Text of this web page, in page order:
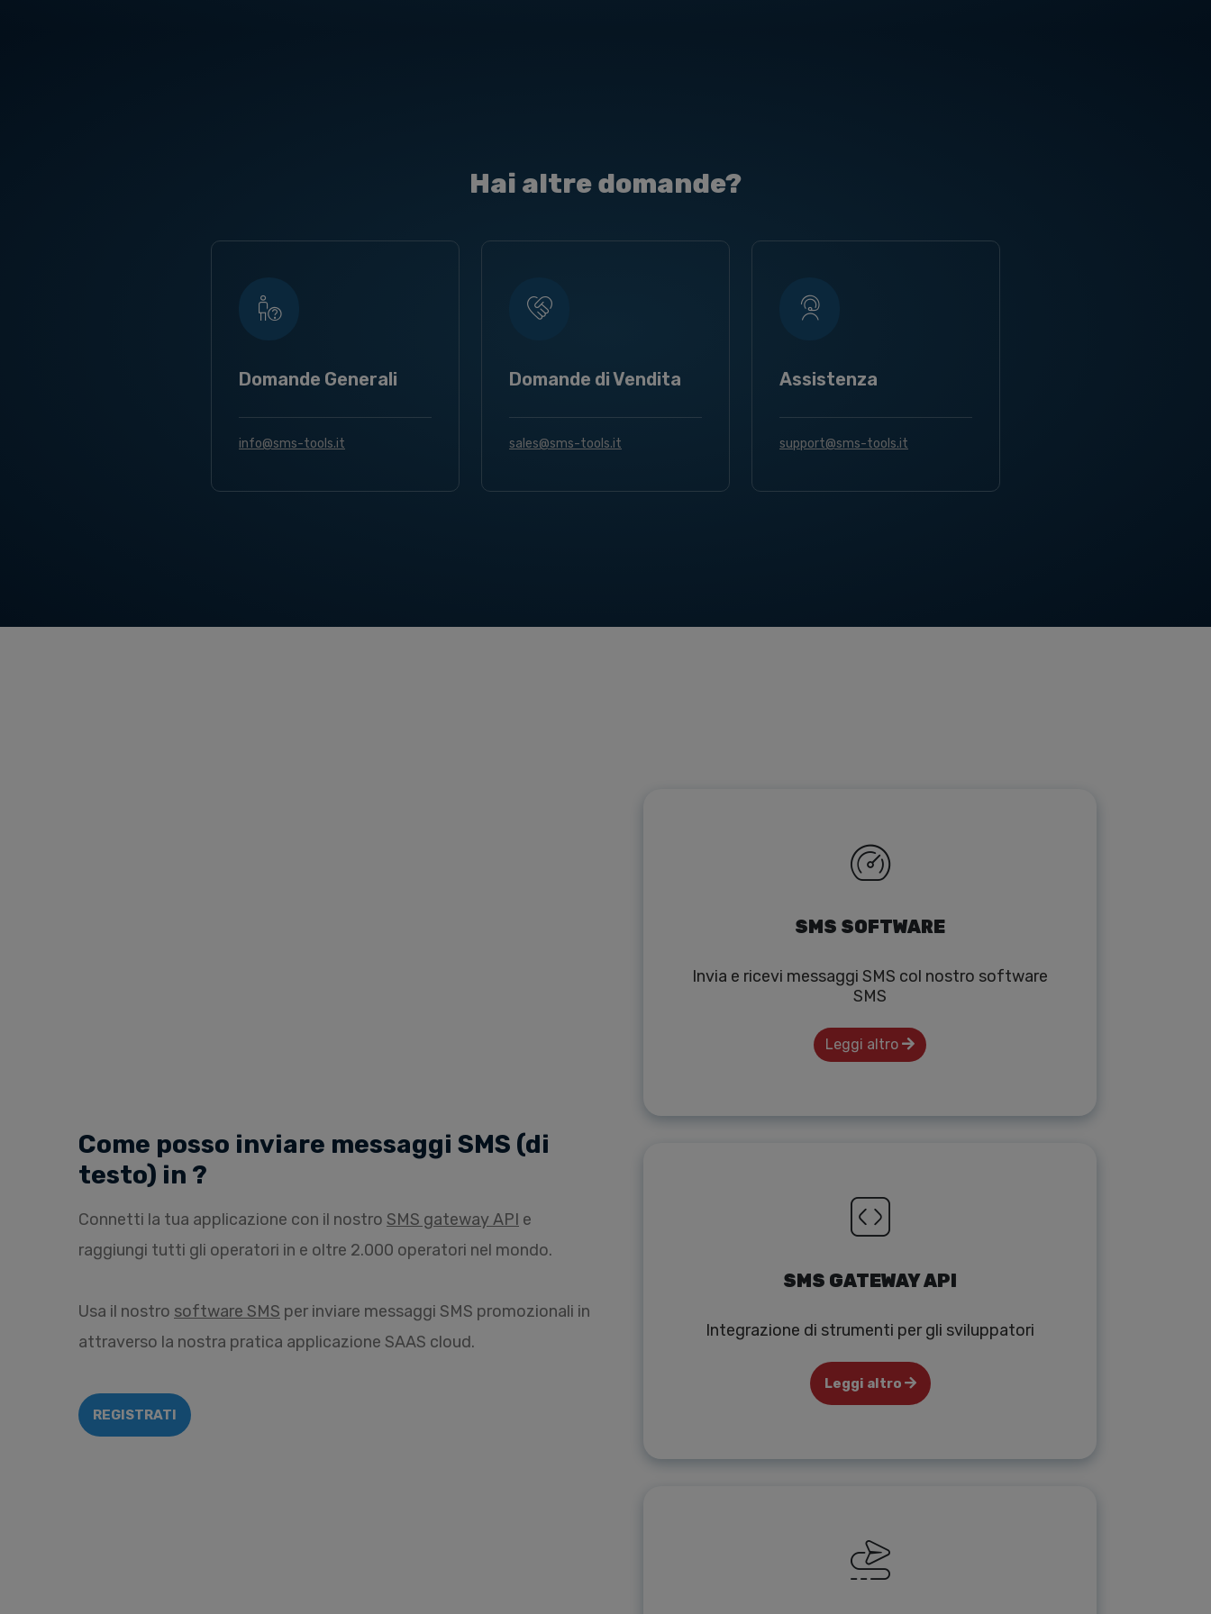
Hai altre domande?
Domande Generali
info@sms-tools.it
Domande di Vendita
sales@sms-tools.it
Assistenza
support@sms-tools.it
Come posso inviare messaggi SMS (di
testo) in ?
Connetti la tua applicazione con il nostro SMS gateway API e
raggiungi tutti gli operatori in e oltre 2.000 operatori nel mondo.
Usa il nostro software SMS per inviare messaggi SMS promozionali in
attraverso la nostra pratica applicazione SAAS cloud.
REGISTRATI
SMS SOFTWARE
Invia e ricevi messaggi SMS col nostro software
SMS
Leggi altro
SMS GATEWAY API
Integrazione di strumenti per gli sviluppatori
Leggi altro